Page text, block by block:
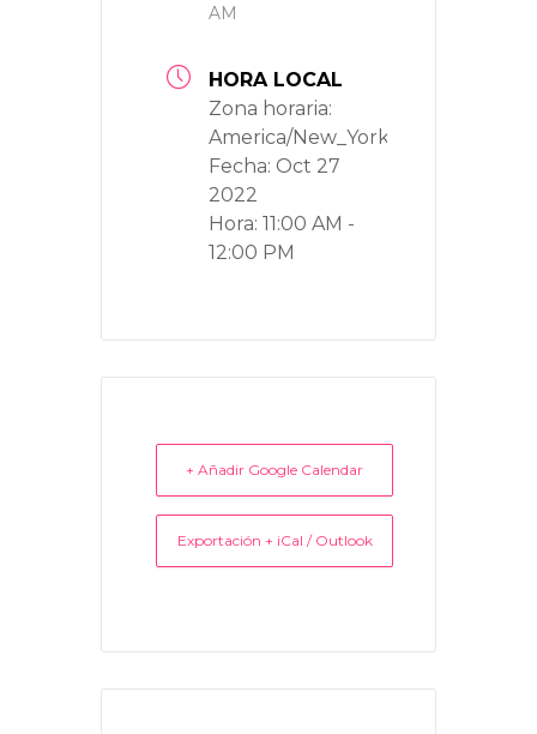
AM
HORA LOCAL
Zona horaria:
America/New_York
Fecha: Oct 27
2022
Hora: 11:00 AM -
12:00 PM
+ Añadir Google Calendar
Exportación + iCal / Outlook